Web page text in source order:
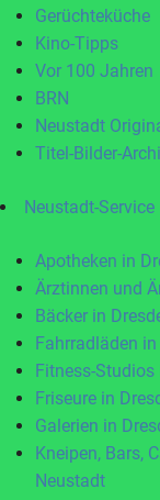
Gerüchteküche
Kino-Tipps
Vor 100 Jahren
BRN
Neustadt
Titel-Bilder-
Neustadt-Service
Apotheken in
Ärztinnen und
Bäcker in
Fahrradläden
Fitness-
Friseure in
Galerien in
Kneipen, Bars,
Neustadt